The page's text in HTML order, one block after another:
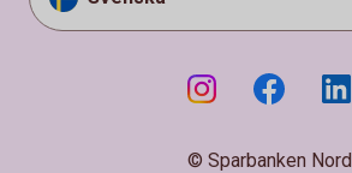
© Sparbanken Nord